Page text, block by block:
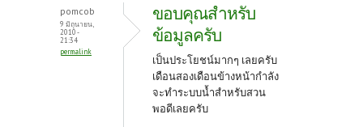
pomcob
9 มิถุนายน,
2010 -
21:34
permalink
ขอบคุณสำหรับ
ข้อมูลครับ
เป็นประโยชน์มากๆ เลยครับ
เดือนสองเดือนข้างหน้ากำลัง
จะทำระบบน้ำสำหรับสวน
พอดีเลยครับ